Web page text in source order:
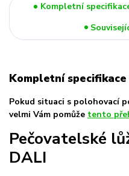
Kompletní
Kompletní specifikace
Pokud situaci s polohovací
velmi Vám pomůže tento
Pečovatelské
DALI